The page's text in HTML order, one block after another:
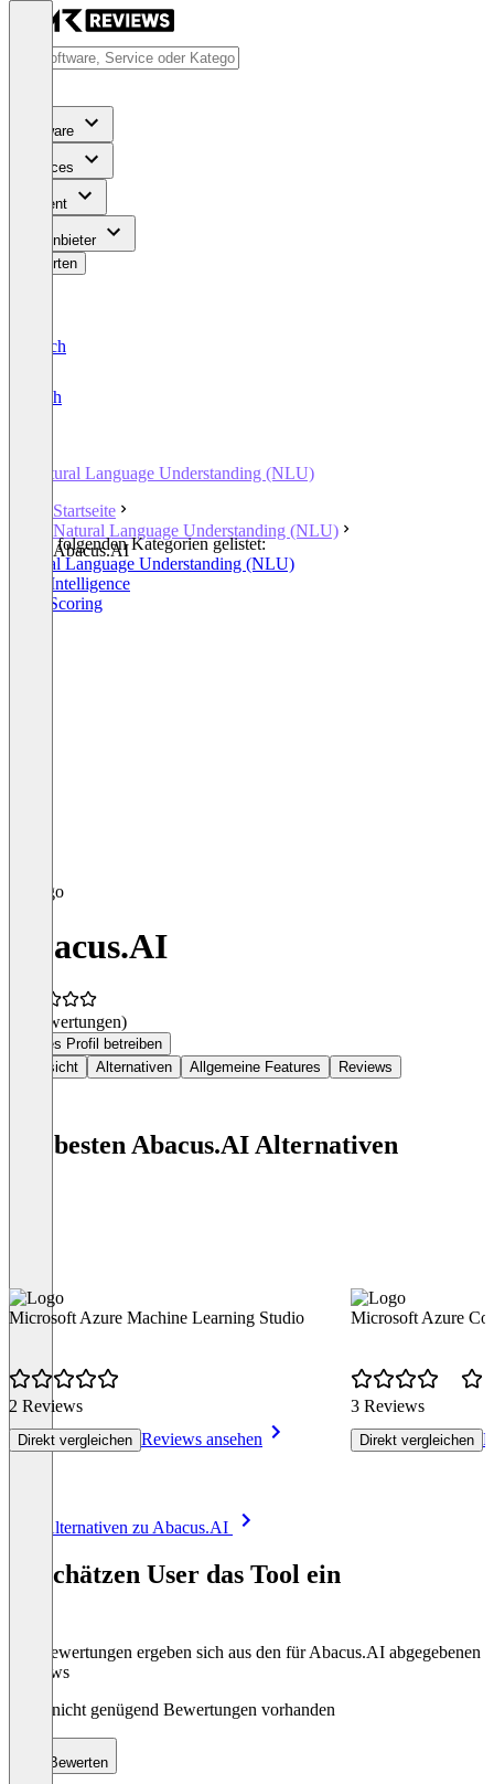
Software
Services
Content
Für Anbieter
Bewerten
Deutsch
English
Natural Language Understanding (NLU)
Startseite
Natural Language Understanding (NLU)
Abacus.AI
In den folgenden Kategorien gelistet:
Natural Language Understanding (NLU)
Sales Intelligence
Lead Scoring
Abacus.AI
(0 Bewertungen)
Dieses Profil betreiben
Übersicht
Alternativen Allgemeine Features Reviews
Die besten Abacus.AI Alternativen
Microsoft Azure Machine Learning Studio
2 Reviews
Direkt vergleichen Reviews ansehen
Microsoft Azure
3 Reviews
Direkt vergleichen
Alle Alternativen zu Abacus.AI
So schätzen User das Tool ein
Die Bewertungen ergeben sich aus den für Abacus.AI abgegebenen
Reviews
Noch nicht genügend Bewertungen vorhanden
Bewerten